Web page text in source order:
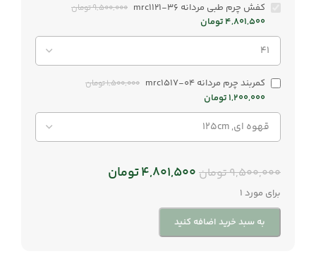
کفش چرم طبی مردانه mrc1121-36 9,500,000تومان
4,801,500تومان
کمربند چرم مردانه mrc1517-04 1,500,000تومان
1,200,000تومان
9,500,000تومان 4,801,500تومان
برای مورد 1
به سبد خرید اضافه کنید